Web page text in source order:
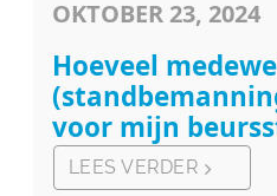
OKTOBER 23, 2024
Hoeveel
voor mijn
LEES VERDER